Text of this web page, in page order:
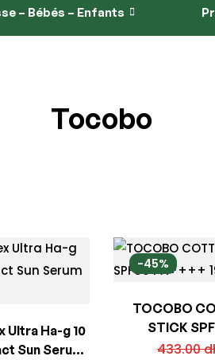
– Bébés – Enfants
Tocobo
Ha-g 10
Sun Serum
-45%
TOCOBO
STICK
433.00